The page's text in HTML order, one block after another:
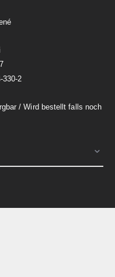
330-2
/ Wird bestellt falls noch